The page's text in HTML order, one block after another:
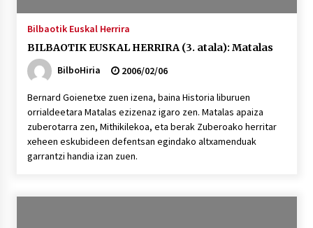
Bilbaotik Euskal Herrira
BILBAOTIK EUSKAL HERRIRA (3. atala): Matalas
BilboHiria
2006/02/06
Bernard Goienetxe zuen izena, baina Historia liburuen
orrialdeetara Matalas ezizenaz igaro zen. Matalas apaiza
zuberotarra zen, Mithikilekoa, eta berak Zuberoako herritar
xeheen eskubideen defentsan egindako altxamenduak
garrantzi handia izan zuen.